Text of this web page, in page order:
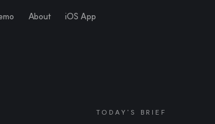
About iOS App
TODAY'S BRIEF